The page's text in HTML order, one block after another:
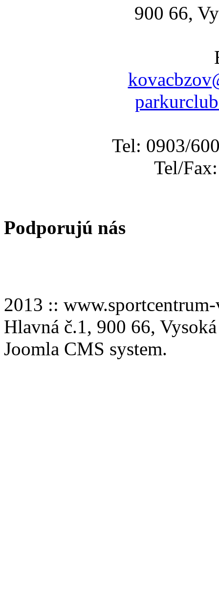
900 66,
Tel: 0903/
Tel/
Podporujú nás
2013 ::
Hlavná č.1, 900 66,
Joomla CMS system.